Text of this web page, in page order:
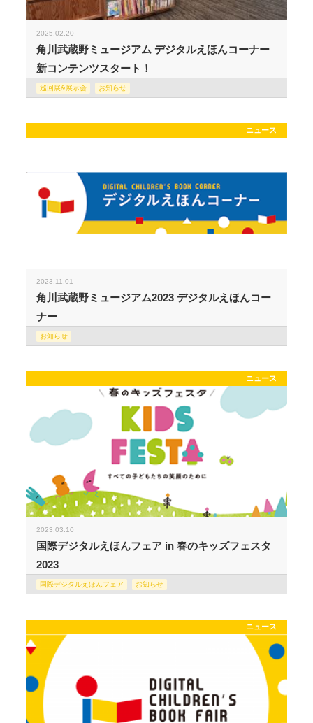
2025.02.20
角川武蔵野ミュージアム デジタルえほんコーナー
新コンテンツスタート！
巡回展&展示会 お知らせ
ニュース
2023.11.01
角川武蔵野ミュージアム2023 デジタルえほんコー
ナー
お知らせ
ニュース
2023.03.10
国際デジタルえほんフェア in 春のキッズフェスタ
2023
国際デジタルえほんフェア お知らせ
ニュース